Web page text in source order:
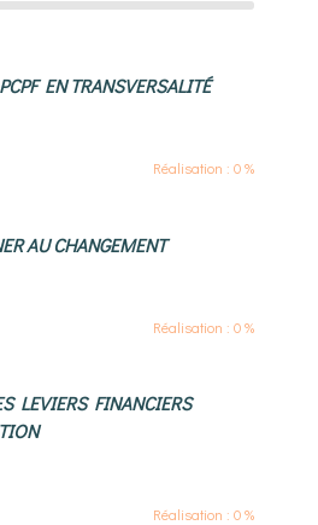
EN TRANSVERSALITÉ
Réalisation : 0 %
AU CHANGEMENT
Réalisation : 0 %
LEVIERS FINANCIERS
Réalisation : 0 %